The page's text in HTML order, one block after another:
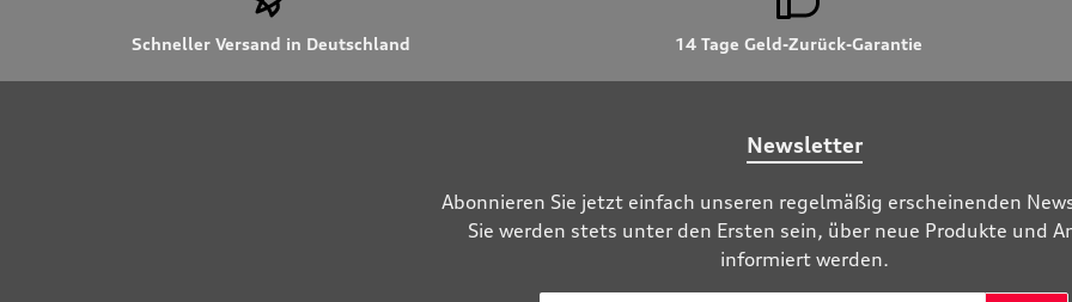
Schneller Versand in Deutschland 14 Tage Geld-Zurück-Garantie
Newsletter
Abonnieren Sie jetzt einfach unseren regelmäßig erscheinenden
Sie werden stets unter den Ersten sein, über neue Produkte und
informiert werden.